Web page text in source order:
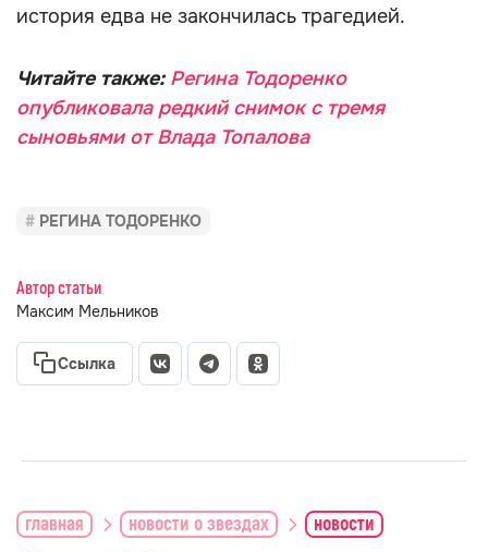
история едва не закончилась трагедией.
Читайте также: Регина Тодоренко
опубликовала редкий снимок с тремя
сыновьями от Влада Топалова
РЕГИНА ТОДОРЕНКО
Автор статьи
Максим Мельников
Ссылка
главная новости о звездах новости